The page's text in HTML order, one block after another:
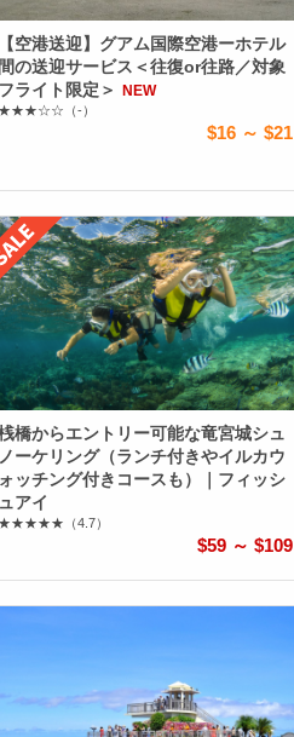
【空港送迎】グアム国際空港ーホテル
間の送迎サービス＜往復or往路／対象
フライト限定＞
NEW
★★★☆☆ （-）
$16 ～ $21
橋からエントリー可能な竜宮城シュ
ノーケリング（ランチ付きやイルカウ
ォッチング付きコースも）｜フィッシ
ュアイ
★★★★★ （4.7）
$59 ～ $109